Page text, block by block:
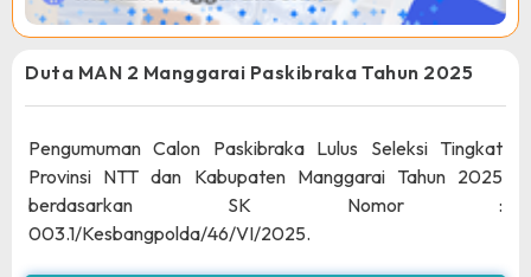
Duta MAN 2 Manggarai Paskibraka Tahun 2025
Pengumuman Calon Paskibraka Lulus Seleksi Tingkat
Provinsi NTT dan Kabupaten Manggarai Tahun 2025
berdasarkan SK Nomor :
003.1/Kesbangpolda/46/VI/2025.